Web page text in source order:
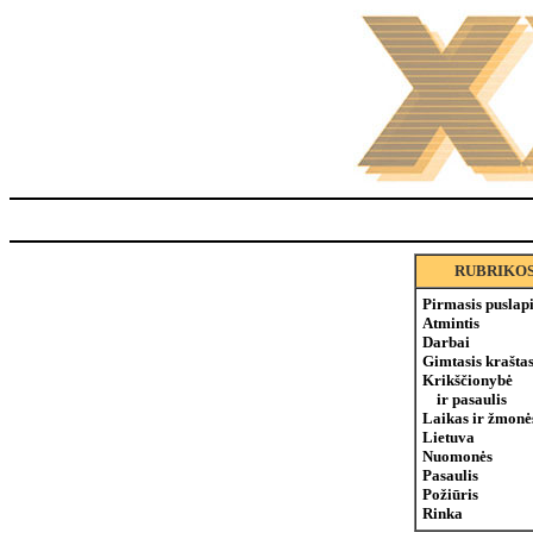
Pirmasis
Atmintis
Darbai
Gimtasis kraštas
Krikščionybė
ir pasaulis
Laikas ir
Lietuva
Nuomonės
Pasaulis
Požiūris
Rinka